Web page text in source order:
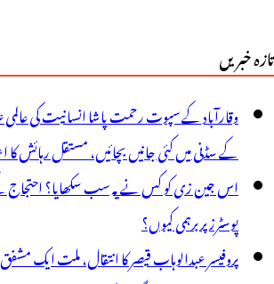
تازہ خبریں
وقارآباد کے سپوت رحمت پاشا انسانیت کی عالمی
کے سڈنی میں کئی جانیں بچائیں، مستقل رہائش
اس جین زی کو کس نے یہ سب سکھایا؟ احتجاج
پوسٹرز پر برہمی کیوں؟
پروفیسر عبدالوہاب قیصر کا انتقال، ملت ایک مشفق